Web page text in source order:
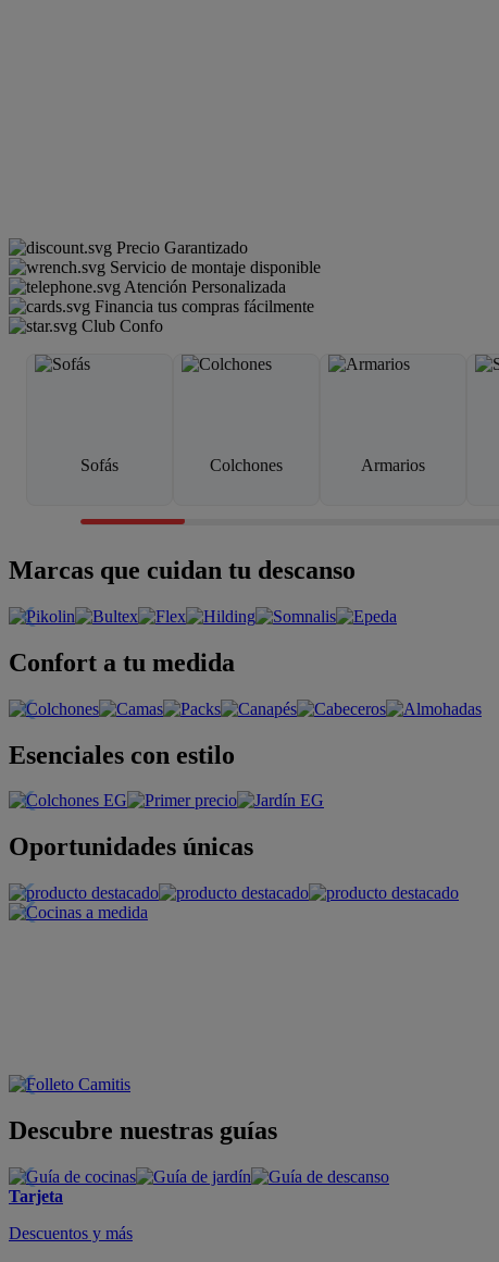
Precio Garantizado
Servicio de montaje disponible
Atención Personalizada
Financia tus compras fácilmente
Club Confo
Sofás Colchones Armarios
Marcas que cuidan tu descanso
Confort a tu medida
Esenciales con estilo
Oportunidades únicas
Descubre nuestras guías
Tarjeta
Descuentos y más